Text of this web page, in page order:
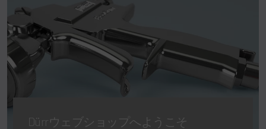
Dürrウェブショップへようこそ